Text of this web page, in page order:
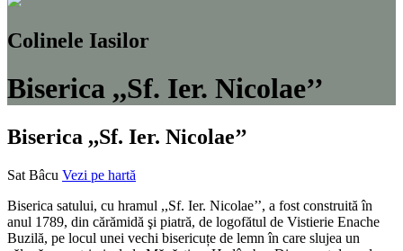
Colinele Iasilor
Biserica ,,Sf. Ier. Nicolae’’
Biserica ,,Sf. Ier. Nicolae’’
Sat Bâcu Vezi pe hartă
Biserica satului, cu hramul ,,Sf. Ier. Nicolae’’, a fost construită în
anul 1789, din cărămidă şi piatră, de logofătul de Vistierie Enache
Buzilă, pe locul unei vechi bisericuțe de lemn în care slujea un